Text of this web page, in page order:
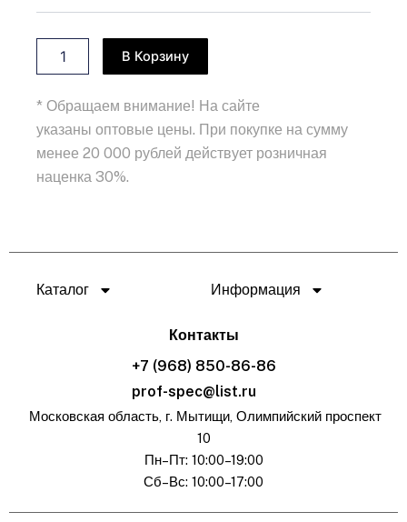
металлоподноском
В Корзину
* Обращаем внимание! На сайте
указаны оптовые цены. При покупке на сумму
менее 20 000 рублей действует розничная
наценка 30%.
Каталог Информация
Контакты
+7 (968) 850-86-86
prof-spec@list.ru
Московская область, г. Мытищи, Олимпийский проспект
10
Пн–Пт: 10:00–19:00
Сб–Вс: 10:00–17:00